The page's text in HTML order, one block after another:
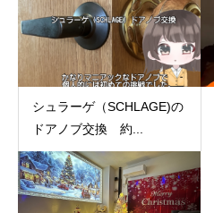
シュラーゲ（SCHLAGE)の
ドアノブ交換 約...